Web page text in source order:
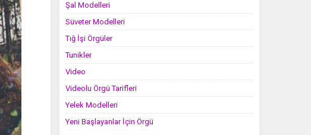
Şal Modelleri
Süveter Modelleri
Tığ İşi Örgüler
Tunikler
Video
Videolu Örgü Tarifleri
Yelek Modelleri
Yeni Başlayanlar İçin Örgü